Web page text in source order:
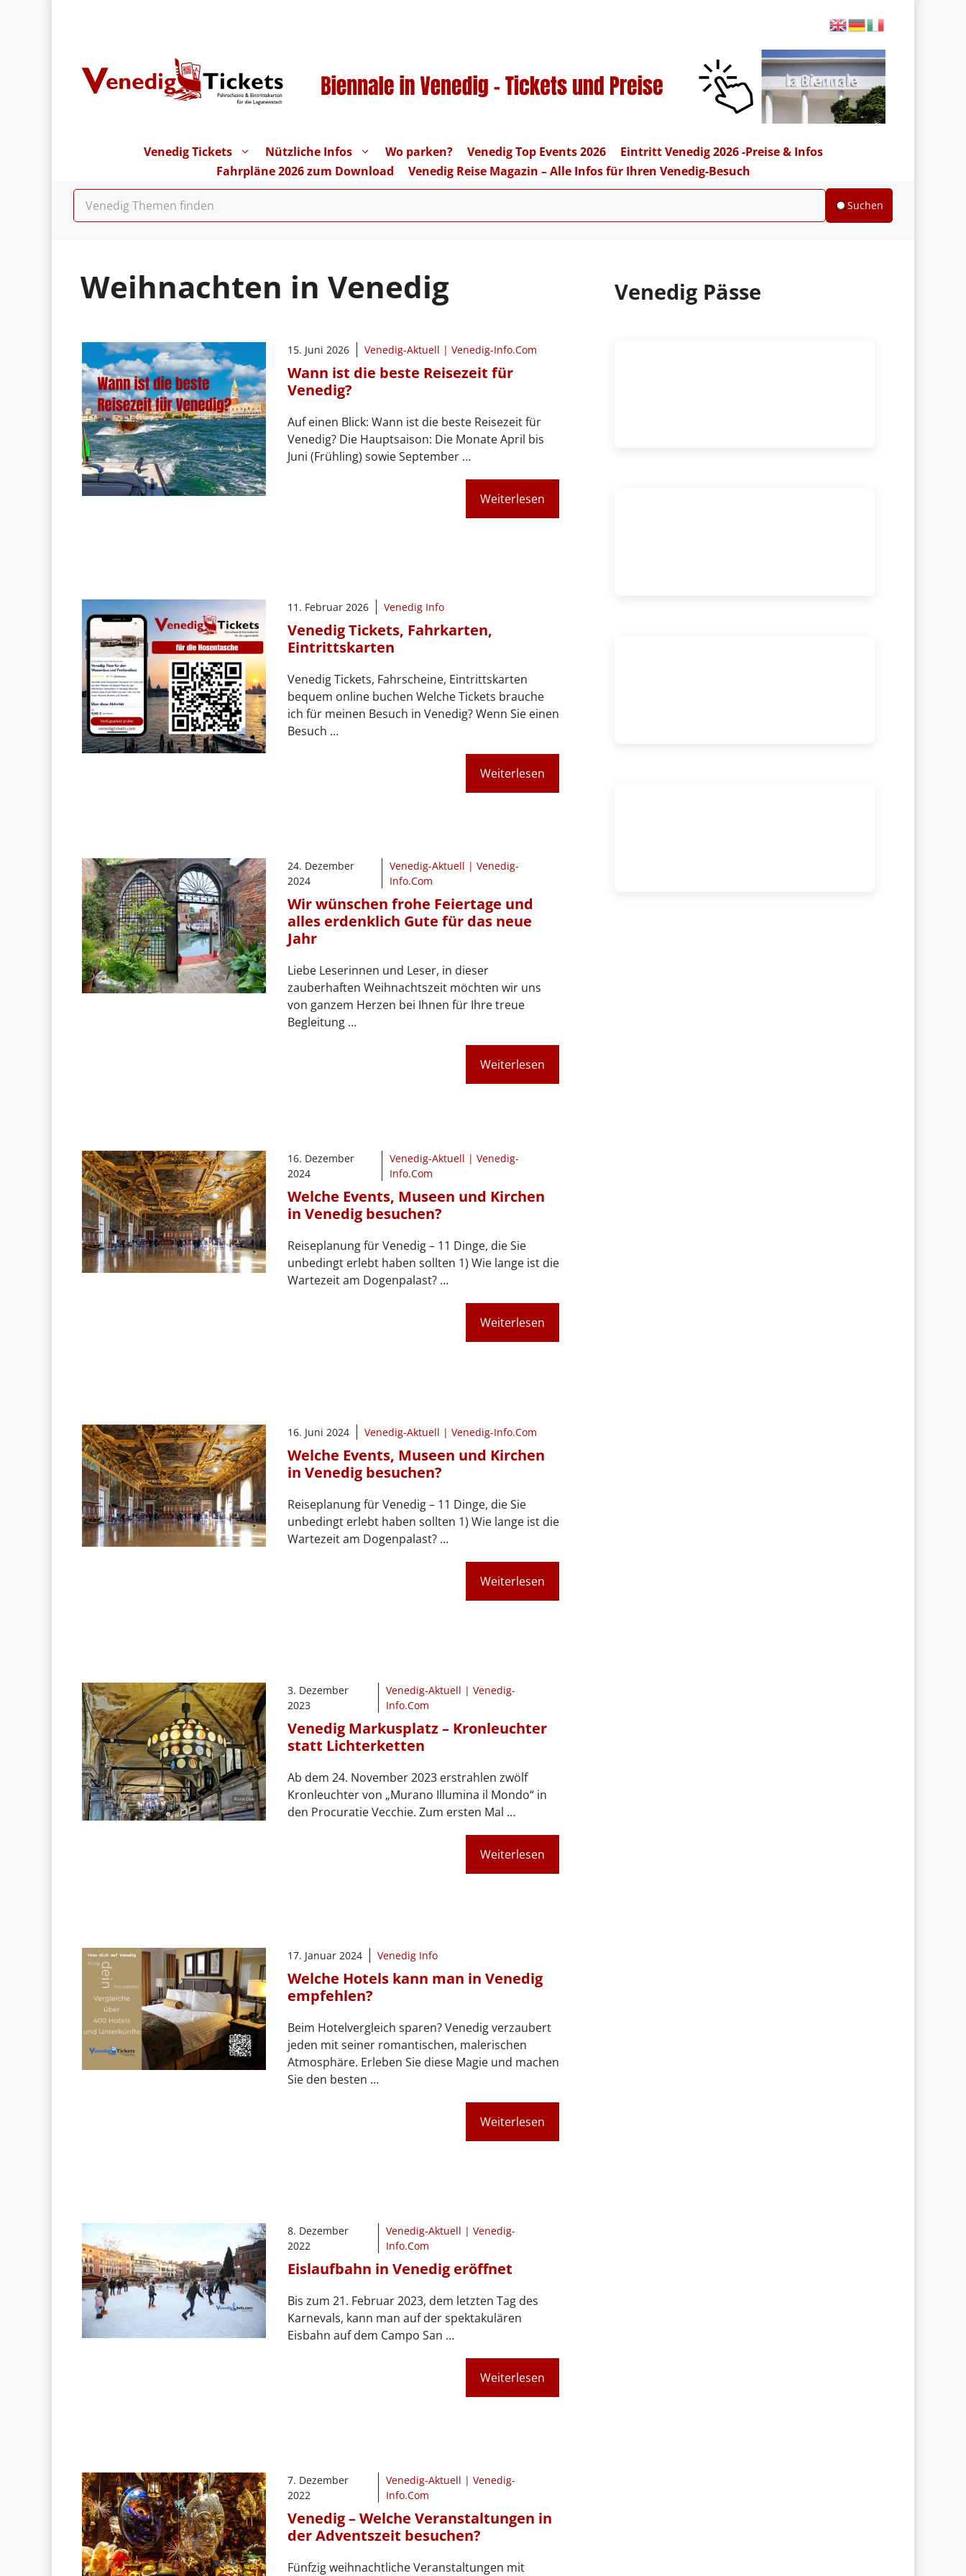
Venedig Tickets Nützliche Infos Wo parken? Venedig Top Events 2026
Eintritt Venedig 2026 -Preise & Infos
Fahrpläne 2026 zum Download
Venedig Reise Magazin – Alle Infos für Ihren Venedig-Besuch
Suchen
Weihnachten in Venedig
15. Juni 2026 Venedig-Aktuell | Venedig-Info.Com
Wann ist die beste Reisezeit für
Venedig?
Auf einen Blick: Wann ist die beste Reisezeit für
Venedig? Die Hauptsaison: Die Monate April bis
Juni (Frühling) sowie September …
Weiterlesen
11. Februar 2026 Venedig Info
Venedig Tickets, Fahrkarten,
Eintrittskarten
Venedig Tickets, Fahrscheine, Eintrittskarten
bequem online buchen Welche Tickets brauche
ich für meinen Besuch in Venedig? Wenn Sie einen
Besuch …
Weiterlesen
24. Dezember
2024
Venedig-Aktuell | Venedig-
Info.Com
Wir wünschen frohe Feiertage und
alles erdenklich Gute für das neue
Jahr
Liebe Leserinnen und Leser, in dieser
zauberhaften Weihnachtszeit möchten wir uns
von ganzem Herzen bei Ihnen für Ihre treue
Begleitung …
Weiterlesen
16. Dezember
2024
Venedig-Aktuell | Venedig-
Info.Com
Welche Events, Museen und Kirchen
in Venedig besuchen?
Reiseplanung für Venedig – 11 Dinge, die Sie
unbedingt erlebt haben sollten 1) Wie lange ist die
Wartezeit am Dogenpalast? …
Weiterlesen
16. Juni 2024 Venedig-Aktuell | Venedig-Info.Com
Welche Events, Museen und Kirchen
in Venedig besuchen?
Reiseplanung für Venedig – 11 Dinge, die Sie
unbedingt erlebt haben sollten 1) Wie lange ist die
Wartezeit am Dogenpalast? …
Weiterlesen
3. Dezember
2023
Venedig-Aktuell | Venedig-
Info.Com
Venedig Markusplatz – Kronleuchter
statt Lichterketten
Ab dem 24. November 2023 erstrahlen zwölf
Kronleuchter von „Murano Illumina il Mondo“ in
den Procuratie Vecchie. Zum ersten Mal …
Weiterlesen
17. Januar 2024 Venedig Info
Welche Hotels kann man in Venedig
empfehlen?
Beim Hotelvergleich sparen? Venedig verzaubert
jeden mit seiner romantischen, malerischen
Atmosphäre. Erleben Sie diese Magie und machen
Sie den besten …
Weiterlesen
8. Dezember
2022
Venedig-Aktuell | Venedig-
Info.Com
Eislaufbahn in Venedig eröffnet
Bis zum 21. Februar 2023, dem letzten Tag des
Karnevals, kann man auf der spektakulären
Eisbahn auf dem Campo San …
Weiterlesen
7. Dezember
2022
Venedig-Aktuell | Venedig-
Info.Com
Venedig – Welche Veranstaltungen in
der Adventszeit besuchen?
Fünfzig weihnachtliche Veranstaltungen mit
Venedig Pässe